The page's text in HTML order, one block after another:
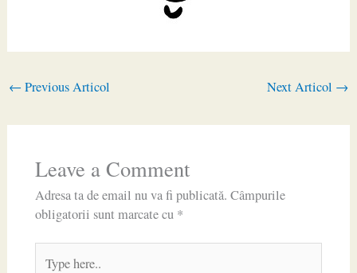
← Previous Articol Next Articol →
Leave a Comment
Adresa ta de email nu va fi publicată. Câmpurile
obligatorii sunt marcate cu *